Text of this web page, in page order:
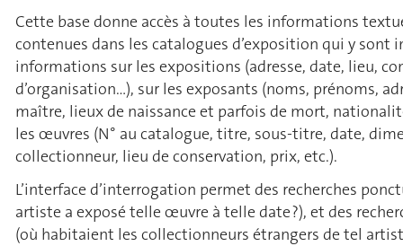
Cette base donne accès à toutes les informations
contenues dans les catalogues d’exposition qui y sont
informations sur les expositions (adresse, date, lieu,
d’organisation…), sur les exposants (noms, prénoms,
maître, lieux de naissance et parfois de mort,
les œuvres (N° au catalogue, titre, sous-titre, date,
collectionneur, lieu de conservation, prix, etc.).
L’interface d’interrogation permet des recherches
artiste a exposé telle œuvre à telle date ?), et des
(où habitaient les collectionneurs étrangers de tel